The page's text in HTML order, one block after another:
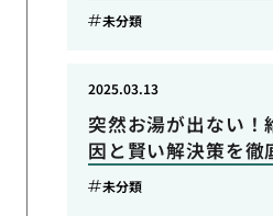
未分類
突然お湯が出ない！
因と賢い解決策を徹
2025.03.13
未分類